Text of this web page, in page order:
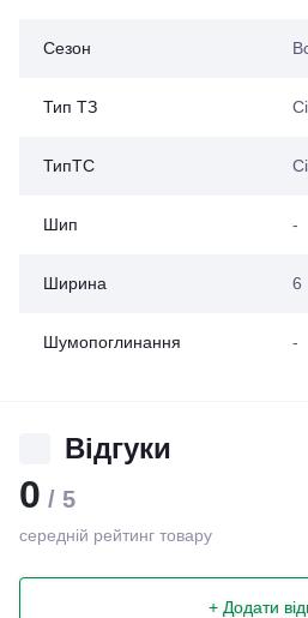
Сезон
Тип ТЗ
ТипТС
Шип -
Ширина 6
Шумопоглинання -
Відгуки
0 / 5
середній рейтинг товару
+ Додати